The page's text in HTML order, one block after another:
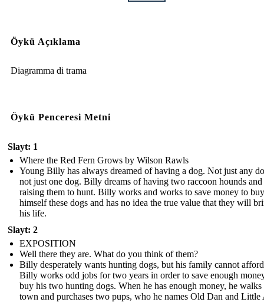
Öykü Açıklama
Diagramma di trama
Öykü Penceresi Metni
Slayt: 1
Where the Red Fern Grows by Wilson Rawls
Young Billy has always dreamed of having a dog. Not just any
not just one dog. Billy dreams of having two raccoon hounds and
raising them to hunt. Billy works and works to save money to buy
himself these dogs and has no idea the true value that they will
his life.
Slayt: 2
EXPOSITION
Well there they are. What do you think of them?
Billy desperately wants hunting dogs, but his family cannot
Billy works odd jobs for two years in order to save enough
buy his two hunting dogs. When he has enough money, he
town and purchases two pups, who he names Old Dan and Little